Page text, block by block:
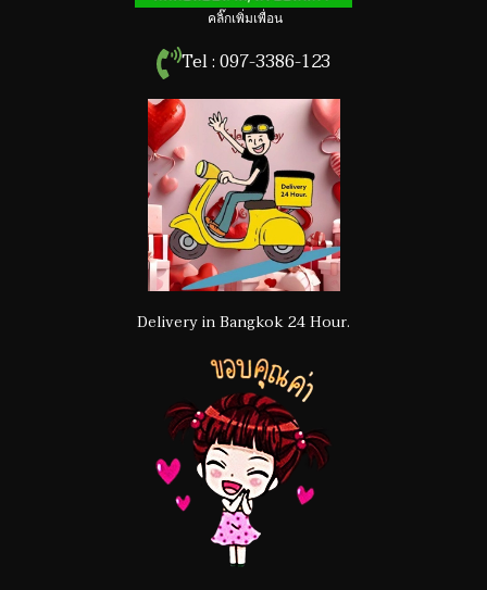
คลิ๊กเพิ่มเพื่อน
Tel : 097-3386-123
Delivery in Bangkok 24 Hour.